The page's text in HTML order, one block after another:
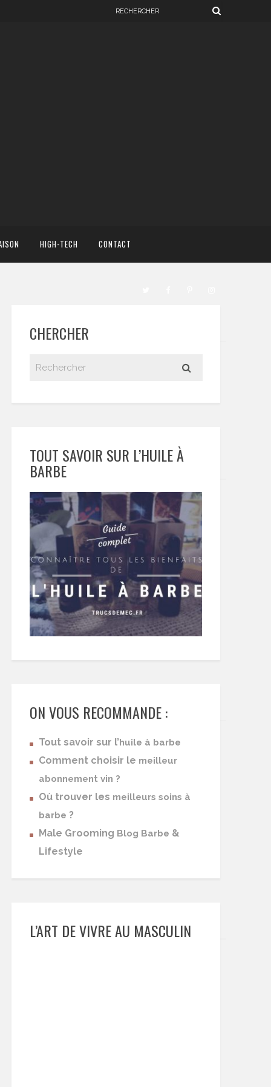
HIGH-TECH CONTACT
CHERCHER
TOUT SAVOIR SUR L’HUILE À
BARBE
ON VOUS RECOMMANDE :
Tout savoir sur l’ huile à barbe
Comment choisir le meilleur
abonnement vin ?
Où trouver les meilleurs soins à
barbe ?
Male Grooming Blog Barbe &
Lifestyle
L’ART DE VIVRE AU MASCULIN